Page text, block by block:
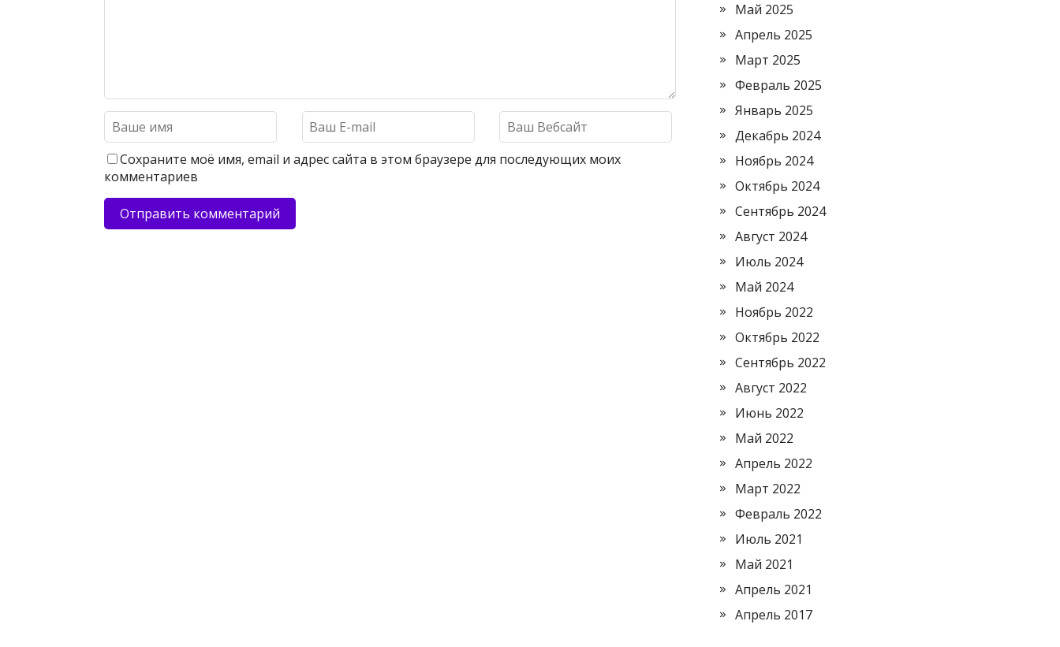
Сохраните моё имя, email и адрес сайта в этом браузере для последующих моих
комментариев
Май 2025
Апрель 2025
Март 2025
Февраль 2025
Январь 2025
Декабрь 2024
Ноябрь 2024
Октябрь 2024
Сентябрь 2024
Август 2024
Июль 2024
Май 2024
Ноябрь 2022
Октябрь 2022
Сентябрь 2022
Август 2022
Июнь 2022
Май 2022
Апрель 2022
Март 2022
Февраль 2022
Июль 2021
Май 2021
Апрель 2021
Апрель 2017